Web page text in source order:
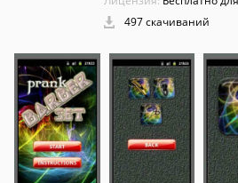
497 скачиваний